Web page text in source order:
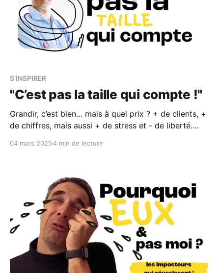
S'INSPIRER
"C’est pas la taille qui compte !"
Grandir, c’est bien… mais à quel prix ? + de clients, +
de chiffres, mais aussi + de stress et - de liberté.
04 mars 20254 min de lecture